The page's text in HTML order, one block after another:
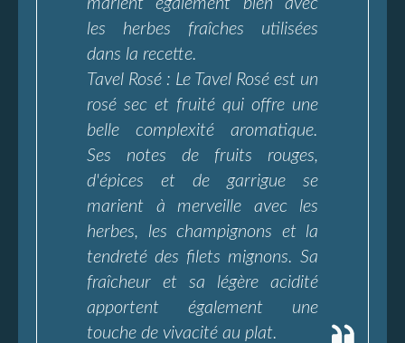
marient également bien avec
les herbes fraîches utilisées
dans la recette.
Tavel Rosé : Le Tavel Rosé est un
rosé sec et fruité qui offre une
belle complexité aromatique.
Ses notes de fruits rouges,
d'épices et de garrigue se
marient à merveille avec les
herbes, les champignons et la
tendreté des filets mignons. Sa
fraîcheur et sa légère acidité
apportent également une
touche de vivacité au plat.